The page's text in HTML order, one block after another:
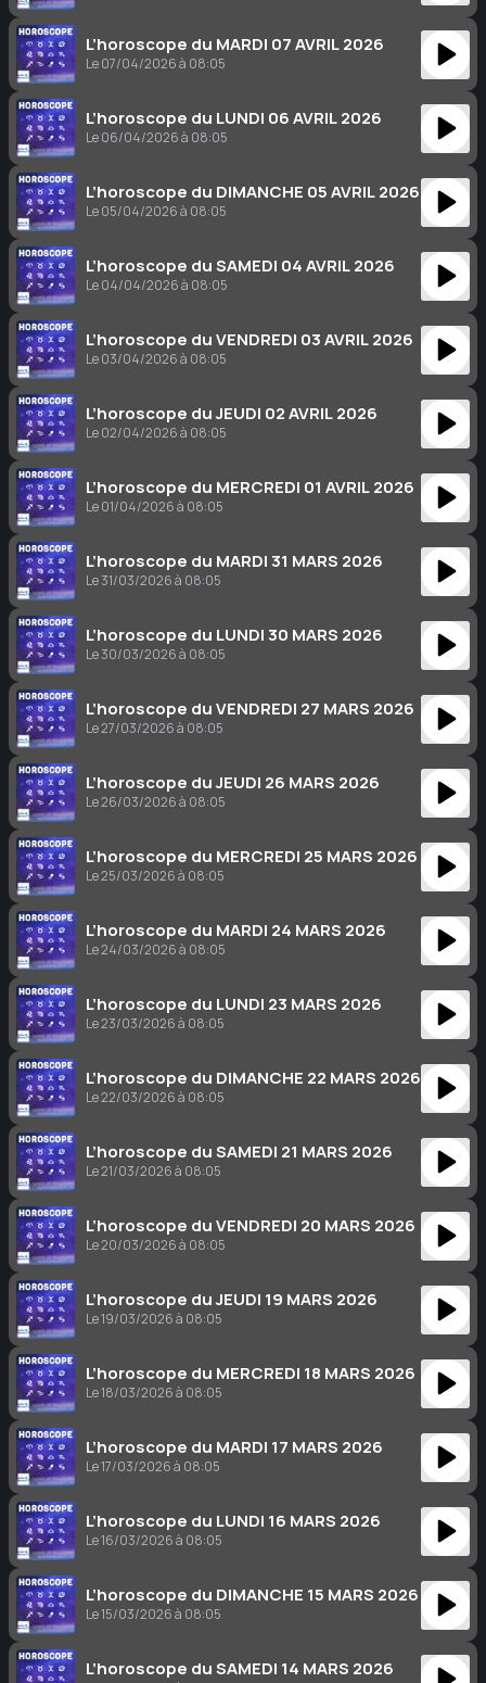
L’horoscope du MARDI 07 AVRIL 2026
Le 07/04/2026 à 08:05
L’horoscope du LUNDI 06 AVRIL 2026
Le 06/04/2026 à 08:05
L’horoscope du DIMANCHE 05 AVRIL 2026
Le 05/04/2026 à 08:05
L’horoscope du SAMEDI 04 AVRIL 2026
Le 04/04/2026 à 08:05
L’horoscope du VENDREDI 03 AVRIL 2026
Le 03/04/2026 à 08:05
L’horoscope du JEUDI 02 AVRIL 2026
Le 02/04/2026 à 08:05
L’horoscope du MERCREDI 01 AVRIL 2026
Le 01/04/2026 à 08:05
L’horoscope du MARDI 31 MARS 2026
Le 31/03/2026 à 08:05
L’horoscope du LUNDI 30 MARS 2026
Le 30/03/2026 à 08:05
L’horoscope du VENDREDI 27 MARS 2026
Le 27/03/2026 à 08:05
L’horoscope du JEUDI 26 MARS 2026
Le 26/03/2026 à 08:05
L’horoscope du MERCREDI 25 MARS 2026
Le 25/03/2026 à 08:05
L’horoscope du MARDI 24 MARS 2026
Le 24/03/2026 à 08:05
L’horoscope du LUNDI 23 MARS 2026
Le 23/03/2026 à 08:05
L’horoscope du DIMANCHE 22 MARS 2026
Le 22/03/2026 à 08:05
L’horoscope du SAMEDI 21 MARS 2026
Le 21/03/2026 à 08:05
L’horoscope du VENDREDI 20 MARS 2026
Le 20/03/2026 à 08:05
L’horoscope du JEUDI 19 MARS 2026
Le 19/03/2026 à 08:05
L’horoscope du MERCREDI 18 MARS 2026
Le 18/03/2026 à 08:05
L’horoscope du MARDI 17 MARS 2026
Le 17/03/2026 à 08:05
L’horoscope du LUNDI 16 MARS 2026
Le 16/03/2026 à 08:05
L’horoscope du DIMANCHE 15 MARS 2026
Le 15/03/2026 à 08:05
L’horoscope du SAMEDI 14 MARS 2026